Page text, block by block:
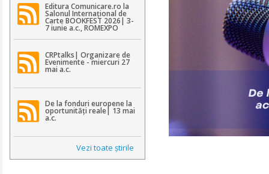
Editura Comunicare.ro la
Salonul Internațional de
Carte BOOKFEST 2026| 3-
7 iunie a.c., ROMEXPO
CRPtalks| Organizare de
Evenimente - miercuri 27
mai a.c.
De la fonduri europene la
oportunități reale| 13 mai
a.c.
Vezi toate ştirile